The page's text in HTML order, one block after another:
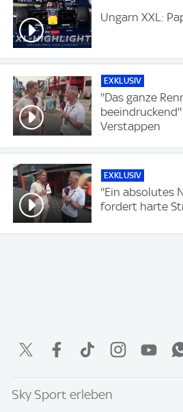
Ungarn XXL:
EXKLUSIV
''Das ganze
Verstappen
EXKLUSIV
''Ein absolutes
fordert harte
Sky Sport erleben